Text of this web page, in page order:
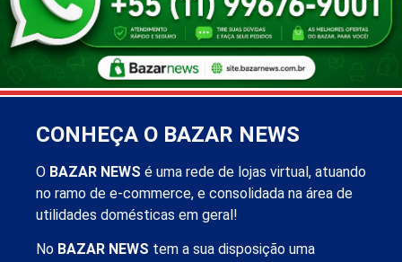
CONHEÇA O BAZAR NEWS
O BAZAR NEWS é uma rede de lojas virtual, atuando
no ramo de e-commerce, e consolidada na área de
utilidades domésticas em geral!
No BAZAR NEWS tem a sua disposição uma